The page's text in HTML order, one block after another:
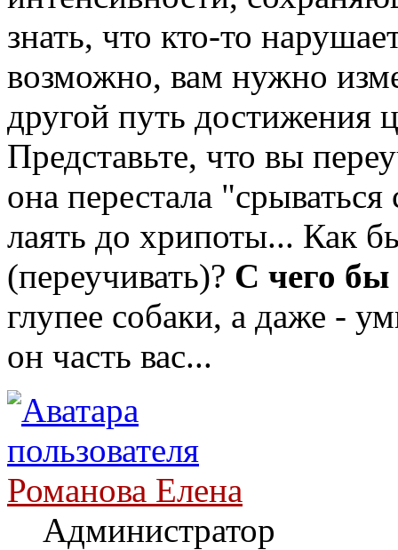
знать, что кто-то
возможно, вам нужно
другой путь достижения
Представьте, что вы
она перестала
лаять до хрипоты... Как
(переучивать)? С чего
глупее собаки, а даже -
он часть вас...
Романова Елена
Администратор